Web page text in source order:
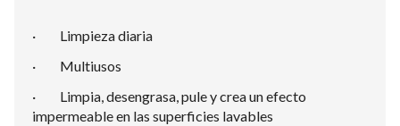
· Limpieza diaria
· Multiusos
· Limpia, desengrasa, pule y crea un efecto
impermeable en las superficies lavables